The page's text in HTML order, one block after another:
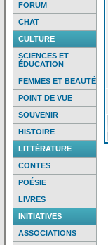
FORUM
CHAT
CULTURE
SCIENCES ET
ÉDUCATION
FEMMES ET BEAUTÉ
POINT DE VUE
SOUVENIR
HISTOIRE
LITTÉRATURE
CONTES
POÉSIE
LIVRES
INITIATIVES
ASSOCIATIONS